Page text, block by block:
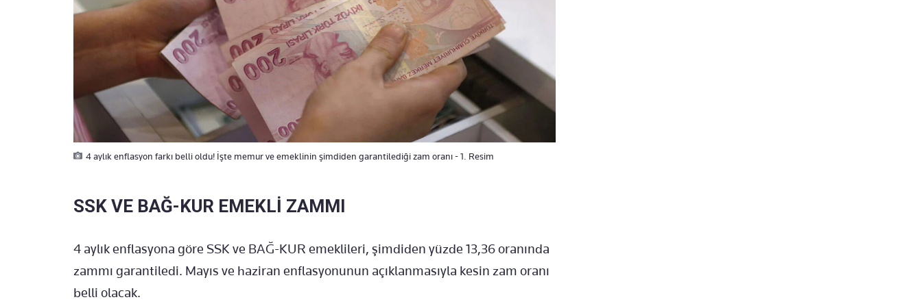
4 aylık enflasyon farkı belli oldu! İşte memur ve emeklinin şimdiden garantilediği zam oranı - 1. Resim
SSK VE BAĞ-KUR EMEKLİ ZAMMI
4 aylık enflasyona göre SSK ve BAĞ-KUR emeklileri, şimdiden yüzde 13,36 oranında
zammı garantiledi. Mayıs ve haziran enflasyonunun açıklanmasıyla kesin zam oranı
belli olacak.